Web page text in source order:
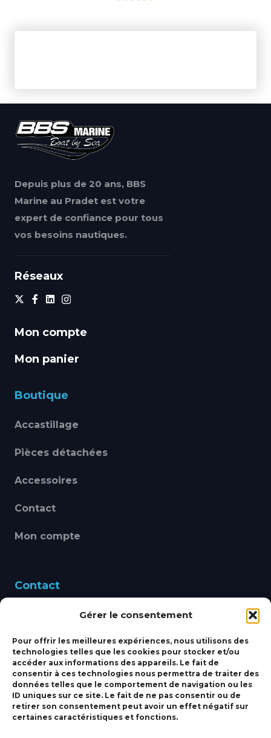
Gérer le consentement
Pour offrir les meilleures expériences, nous utilisons des
technologies telles que les cookies pour stocker et/ou
accéder aux informations des appareils. Le fait de
consentir à ces technologies nous permettra de traiter des
données telles que le comportement de navigation ou les
ID uniques sur ce site. Le fait de ne pas consentir ou de
retirer son consentement peut avoir un effet négatif sur
certaines caractéristiques et fonctions.
Depuis plus de 20 ans, BBS
Marine au Pradet est votre
expert de confiance pour tous
vos besoins nautiques.
Réseaux
Mon compte
Mon panier
Boutique
Accastillage
Pièces détachées
Accessoires
Contact
Mon compte
Contact
460 Avenue Alain Le
bbsmarine@bbs-
marine.fr
Fixe:04 27 50 24 50
Mobile:06 69 44 48 83